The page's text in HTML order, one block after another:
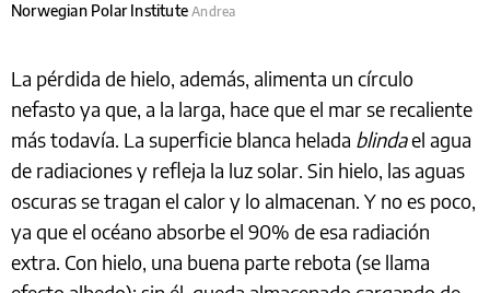
Norwegian Polar InstituteAndrea
La pérdida de hielo, además, alimenta un círculo
nefasto ya que, a la larga, hace que el mar se recaliente
más todavía. La superficie blanca helada blindael agua
de radiaciones y refleja la luz solar. Sin hielo, las aguas
oscuras se tragan el calor y lo almacenan. Y no es poco,
ya que el océano absorbe el 90% de esa radiación
extra. Con hielo, una buena parte rebota (se llama